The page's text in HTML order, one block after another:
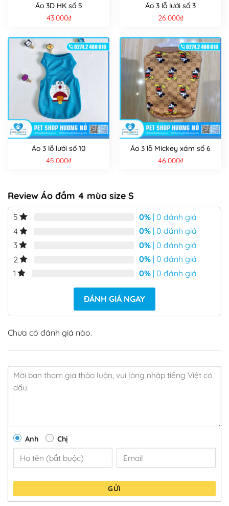
Áo 3D HK số 5
43.000₫
Áo 3 lỗ lưới số 3
26.000₫
Áo 3 lỗ lưới số 10
45.000₫
Áo 3 lỗ Mickey xám số 6
46.000₫
Review Áo đầm 4 mùa size S
5 0% | 0 đánh giá
4
0% | 0 đánh giá
3
0% | 0 đánh giá
2
0% | 0 đánh giá
1
0% | 0 đánh giá
ĐÁNH GIÁ NGAY
Chưa có đánh giá nào.
Anh Chị
GỬI